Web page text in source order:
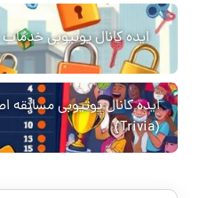
ایده کانال یوتیوبی
ایده کانال یوتیوبی
(Trivia)